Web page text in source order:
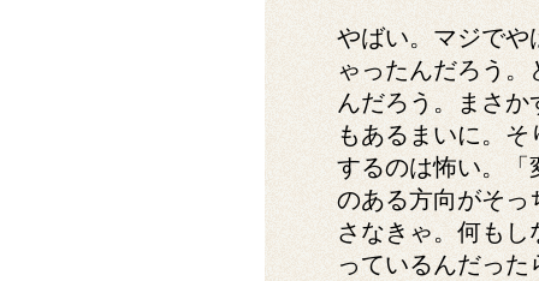
やばい。マジでや
ゃったんだろう
んだろう。まさ
もあるまいに。
するのは怖い。「
のある方向がそっ
さなきゃ。何も
っているんだっ